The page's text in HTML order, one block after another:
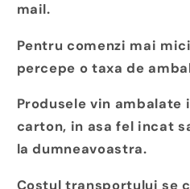
mail.
Pentru comenzi mai
percepe o taxa de
Produsele vin
carton, in asa fel incat
la dumneavoastra.
Costul transportului se